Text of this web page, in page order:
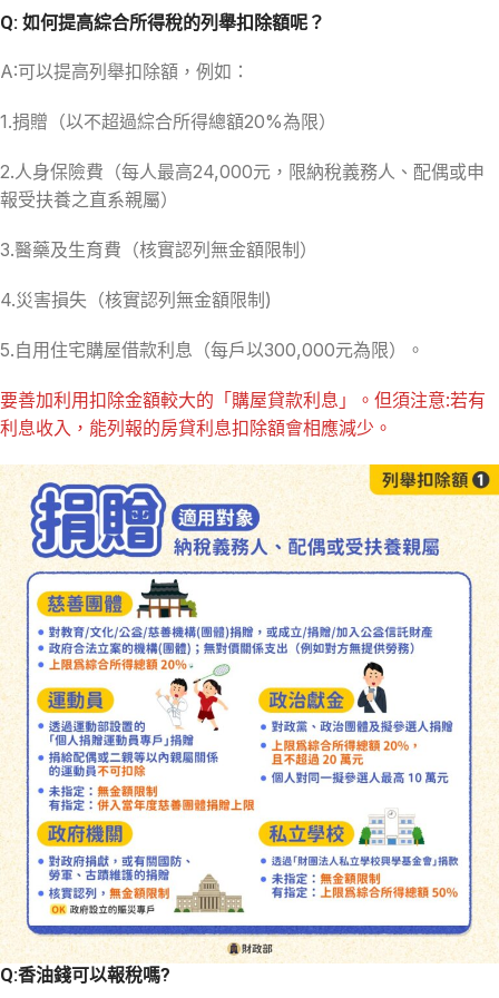
Q: 如何提高綜合所得稅的列舉扣除額呢？
A:可以提高列舉扣除額，例如：
1.捐贈（以不超過綜合所得總額20%為限）
2.人身保險費（每人最高24,000元，限納稅義務人、配偶或申
報受扶養之直系親屬）
3.醫藥及生育費（核實認列無金額限制）
4.災害損失（核實認列無金額限制)
5.自用住宅購屋借款利息（每戶以300,000元為限）。
要善加利用扣除金額較大的「購屋貸款利息」。但須注意:若有
利息收入，能列報的房貸利息扣除額會相應減少。
Q:香油錢可以報稅嗎?